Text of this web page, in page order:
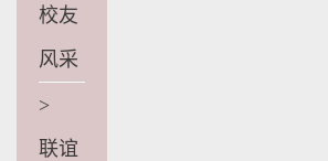
校友
风采
>
联谊